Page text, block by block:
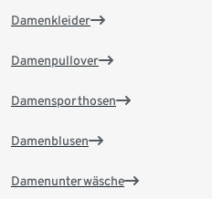
Damenkleider
Damenpullover
Damensporthosen
Damenblusen
Damenunterwäsche